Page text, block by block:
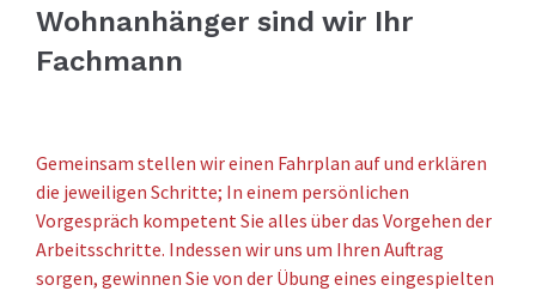
Wohnanhänger sind wir Ihr
Fachmann
Gemeinsam stellen wir einen Fahrplan auf und erklären
die jeweiligen Schritte; In einem persönlichen
Vorgespräch kompetent Sie alles über das Vorgehen der
Arbeitsschritte. Indessen wir uns um Ihren Auftrag
sorgen, gewinnen Sie von der Übung eines eingespielten